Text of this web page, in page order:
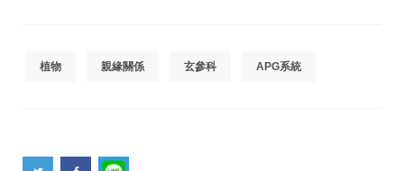
植物 親緣關係 玄參科 APG系統